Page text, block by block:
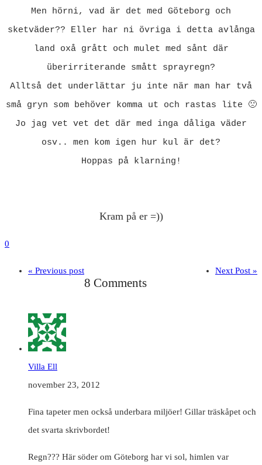
Men hörni, vad är det med Göteborg och
sketväder?? Eller har ni övriga i detta avlånga
land oxå grått och mulet med sånt där
überirriterande smått sprayregn?
Alltså det underlättar ju inte när man har två
små gryn som behöver komma ut och rastas lite 🙁
Jo jag vet vet det där med inga dåliga väder
osv.. men kom igen hur kul är det?
Hoppas på klarning!
Kram på er =))
0
« Previous post Next Post »
8 Comments
Villa Ell
november 23, 2012
Fina tapeter men också underbara miljöer! Gillar träskåpet och
det svarta skrivbordet!
Regn??? Här söder om Göteborg har vi sol, himlen var